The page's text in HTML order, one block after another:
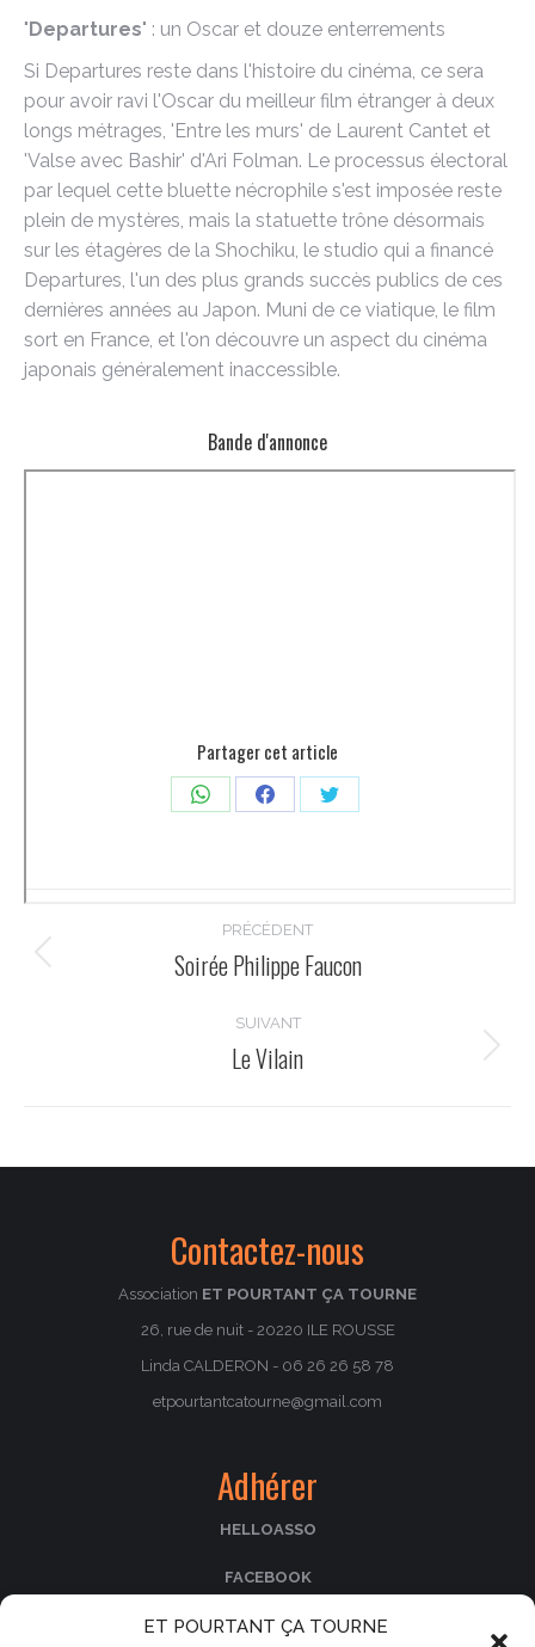
ET POURTANT ÇA TOURNE
"Departures" : un Oscar et douze enterrements
Si Departures reste dans l'histoire du cinéma, ce sera
pour avoir ravi l'Oscar du meilleur film étranger à deux
longs métrages, 'Entre les murs' de Laurent Cantet et
'Valse avec Bashir' d'Ari Folman. Le processus électoral
par lequel cette bluette nécrophile s'est imposée reste
plein de mystères, mais la statuette trône désormais
sur les étagères de la Shochiku, le studio qui a financé
Departures, l'un des plus grands succès publics de ces
dernières années au Japon. Muni de ce viatique, le film
sort en France, et l'on découvre un aspect du cinéma
japonais généralement inaccessible.
Bande d'annonce
Partager cet article
PartagerPartagerPartager
Navigation
article
PRÉCÉDENT
Article
:
Soirée Philippe Faucon
SUIVANT
Article
Le Vilain
Contactez-nous
Association ET POURTANT ÇA TOURNE
26, rue de nuit - 20220 ILE ROUSSE
Linda CALDERON - 06 26 26 58 78
etpourtantcatourne@gmail.com
Adhérer
HELLOASSO
FACEBOOK
PASSCULTURA